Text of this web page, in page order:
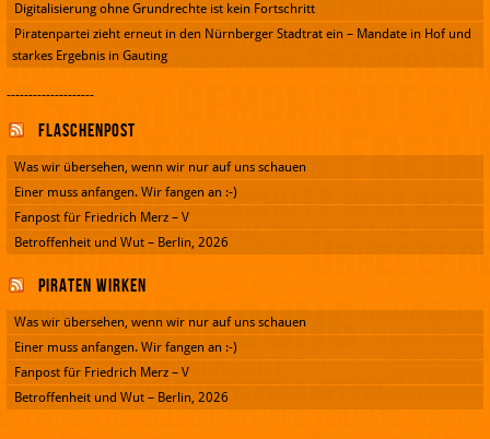
Digitalisierung ohne Grundrechte ist kein Fortschritt
Piratenpartei zieht erneut in den Nürnberger Stadtrat ein – Mandate in Hof und
starkes Ergebnis in Gauting
--------------------
Flaschenpost
Was wir übersehen, wenn wir nur auf uns schauen
Einer muss anfangen. Wir fangen an :-)
Fanpost für Friedrich Merz – V
Betroffenheit und Wut – Berlin, 2026
Piraten wirken
Was wir übersehen, wenn wir nur auf uns schauen
Einer muss anfangen. Wir fangen an :-)
Fanpost für Friedrich Merz – V
Betroffenheit und Wut – Berlin, 2026